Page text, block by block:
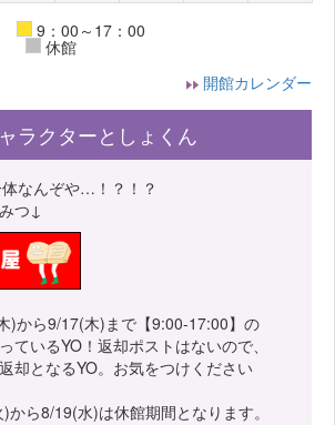
9：00～17：00
休館
開館カレンダー
ラクターとしょくん
なんぞや…！？！？
つ↓
)から9/17(木)まで【9:00-17:00】の
ているYO！返却ポストはないので、
却となるYO。お気をつけください
から8/19(水)は休館期間となります。